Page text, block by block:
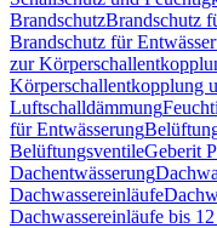
BrandschutzBrandschutz
Brandschutz für
zur
Körperschallentkopplung
Luftschalldämmung
für Entwässerung
BelüftungsventileGeberit
Dachentwässerung
Dachwassereinläufe
Dachwassereinläufe bis